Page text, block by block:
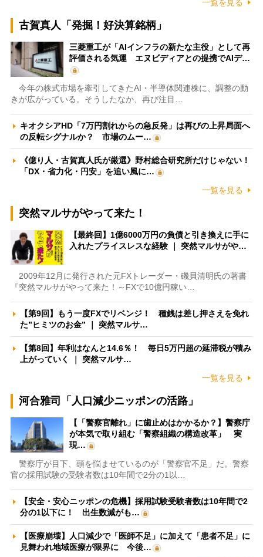
一覧を見る
古賀真人「発掘！好決算銘柄」
三菱重工が「AIインフラの新たな主役」として再
評価される気運 エヌビディアとの提携でAIデ…
今年の株式市場を牽引してきたAI・半導体関連株に、調整の動
きが広がっている。そうしたなか、再び注目…
キオクシアHD「7万円割れからの急反発」は再びの上昇局面へ
の反転シグナルか？ 市場のムー…
《億り人・古賀真人氏が厳選》野村総合研究所だけじゃない！
「DX・省力化・円安」を追い風に…
一覧を見る
突然マルサがやって来た！
【最終回】1億6000万円の負債と引き換えに手に
入れたプライスレスな経験 ｜ 突然マルサがや…
2009年12月に発行された元FXトレーダー・磯貝清明氏の著書
『突然マルサがやって来た！～FXで10億円稼い…
【第9回】もう一度FXでリベンジ！ 種銭は差し押さえを免れ
た”ヒミツのお金” ｜ 突然マルサ…
【第8回】年利はなんと14.6％！ 毎日5万円超の延滞税が積み
上がっていく ｜ 突然マルサ…
一覧を見る
河合雅司「人口減少ニッポンの活路」
【「警察官離れ」に歯止めはかかるか？】警察庁
が本気で取り組む「警察組織の構造改革」 実
現…
警察庁が目下、頭を悩ませているのが「警察官不足」だ。警察
官の採用試験の受験者数は10年間で2分の1以…
【安全・安心ニッポンの危機】採用試験受験者数は10年間で2
分の1以下に！ 出生数減がも…
【医療崩壊】人口減少で「医師不足」に加えて「患者不足」に
見舞われ地域医療が限界に 今後…